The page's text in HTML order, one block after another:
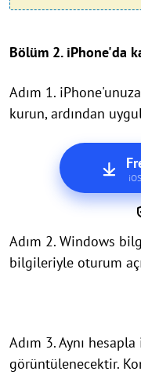
Bölüm 2. iPhone'da
Adım 1.
kurun, ardından
Adım 2. Windows
bilgileriyle oturum
Adım 3. Aynı
görüntülenecektir.